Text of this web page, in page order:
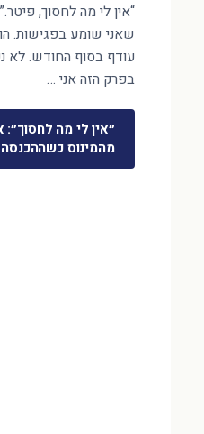
“אין לי מה לחסוך,
שאני שומע בפגישות.
עודף בסוף החודש. לא
בפרק הזה אני …
״אין לי מה לחסוך״:
מהמינוס כשההכנסה